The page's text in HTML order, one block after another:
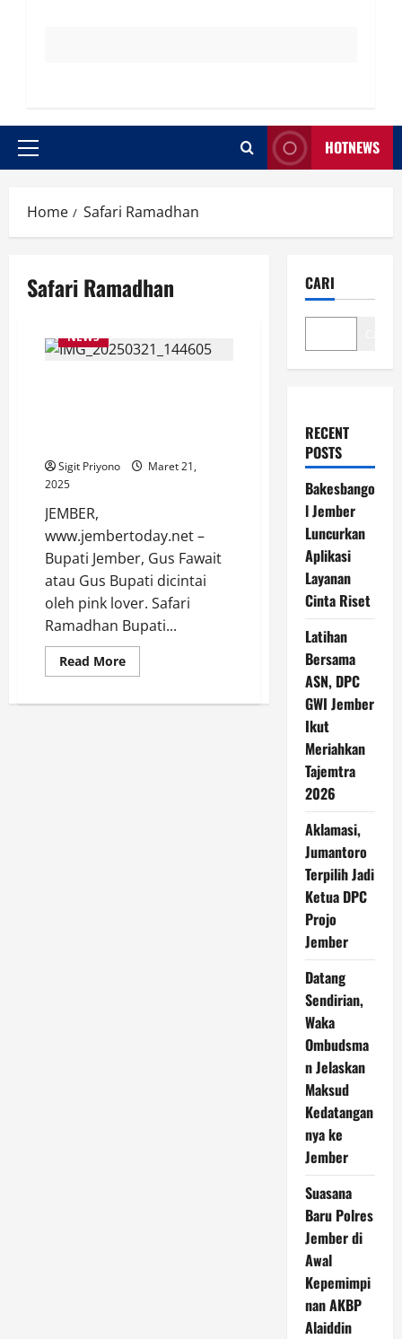
Primary
HOTNEWS
Home Safari Ramadhan
Safari Ramadhan
NEWS
Sigit Priyono
Maret 21,
2025
JEMBER,
www.jembertoday.net –
Bupati Jember, Gus Fawait
atau Gus Bupati dicintai
oleh pink lover. Safari
Ramadhan Bupati...
Read MoreRead
more
Ramadhan
CARI
RECENT
POSTS
Bakesbango
l Jember
Luncurkan
Aplikasi
Layanan
Cinta Riset
Latihan
Bersama
ASN, DPC
GWI Jember
Ikut
Meriahkan
Tajemtra
2026
Aklamasi,
Jumantoro
Terpilih Jadi
Ketua DPC
Projo
Jember
Datang
Sendirian,
Waka
Ombudsma
n Jelaskan
Maksud
Kedatangan
nya ke
Jember
Suasana
Baru Polres
Jember di
Awal
Kepemimpi
nan AKBP
Alaiddin